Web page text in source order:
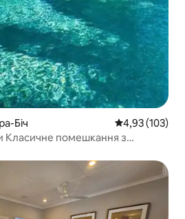
Біч Середня
4,93 (103)
Класичне помешкання з